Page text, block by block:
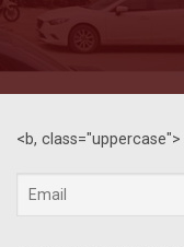
<b, class="uppercase">